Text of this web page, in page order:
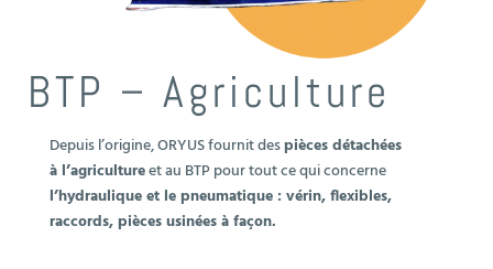
BTP – Agriculture
Depuis l’origine, ORYUS fournit despièces détachées
à l’agricultureet au BTP pour tout ce qui concerne
l’hydraulique et le pneumatique : vérin, flexibles,
raccords, pièces usinées à façon.